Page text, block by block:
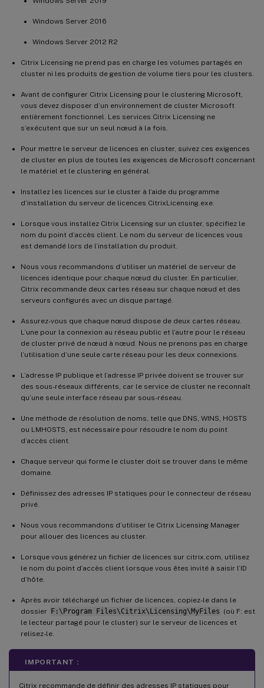
Windows Server 2016
Windows Server 2012 R2
Citrix Licensing ne prend pas en charge les volumes partagés en
cluster ni les produits de gestion de volume tiers pour les clusters.
Avant de configurer Citrix Licensing pour le clustering Microsoft,
vous devez disposer d’un environnement de cluster Microsoft
entièrement fonctionnel. Les services Citrix Licensing ne
s’exécutent que sur un seul nœud à la fois.
Pour mettre le serveur de licences en cluster, suivez ces exigences
de cluster en plus de toutes les exigences de Microsoft concernant
le matériel et le clustering en général.
Installez les licences sur le cluster à l’aide du programme
d’installation du serveur de licences CitrixLicensing.exe.
Lorsque vous installez Citrix Licensing sur un cluster, spécifiez le
nom du point d’accès client. Le nom du serveur de licences vous
est demandé lors de l’installation du produit.
Nous vous recommandons d’utiliser un matériel de serveur de
licences identique pour chaque nœud du cluster. En particulier,
Citrix recommande deux cartes réseau sur chaque nœud et des
serveurs configurés avec un disque partagé.
Assurez-vous que chaque nœud dispose de deux cartes réseau.
L’une pour la connexion au réseau public et l’autre pour le réseau
de cluster privé de nœud à nœud. Nous ne prenons pas en charge
l’utilisation d’une seule carte réseau pour les deux connexions.
L’adresse IP publique et l’adresse IP privée doivent se trouver sur
des sous-réseaux différents, car le service de cluster ne reconnaît
qu’une seule interface réseau par sous-réseau.
Une méthode de résolution de noms, telle que DNS, WINS, HOSTS
ou LMHOSTS, est nécessaire pour résoudre le nom du point
d’accès client.
Chaque serveur qui forme le cluster doit se trouver dans le même
domaine.
Définissez des adresses IP statiques pour le connecteur de réseau
privé.
Nous vous recommandons d’utiliser le Citrix Licensing Manager
pour allouer des licences au cluster.
Lorsque vous générez un fichier de licences sur citrix.com, utilisez
le nom du point d’accès client lorsque vous êtes invité à saisir l’ID
d’hôte.
Après avoir téléchargé un fichier de licences, copiez-le dans le
dossier F:\Program Files\Citrix\Licensing\MyFiles (où F: est
le lecteur partagé pour le cluster) sur le serveur de licences et
relisez-le.
IMPORTANT :
Citrix recommande de définir des adresses IP statiques pour